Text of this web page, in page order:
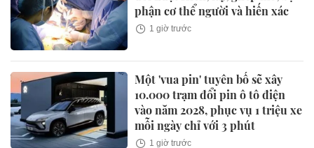
phận cơ thể người và hiến xác
1 giờ trước
Một 'vua pin' tuyên bố sẽ xây
10.000 trạm đổi pin ô tô điện
vào năm 2028, phục vụ 1 triệu xe
mỗi ngày chỉ với 3 phút
1 giờ trước